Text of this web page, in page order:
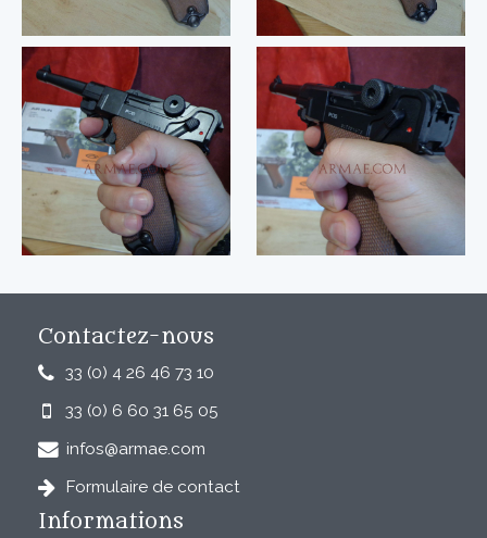
Contactez-nous
33 (0) 4 26 46 73 10
33 (0) 6 60 31 65 05
infos@armae.com
Formulaire de contact
Informations